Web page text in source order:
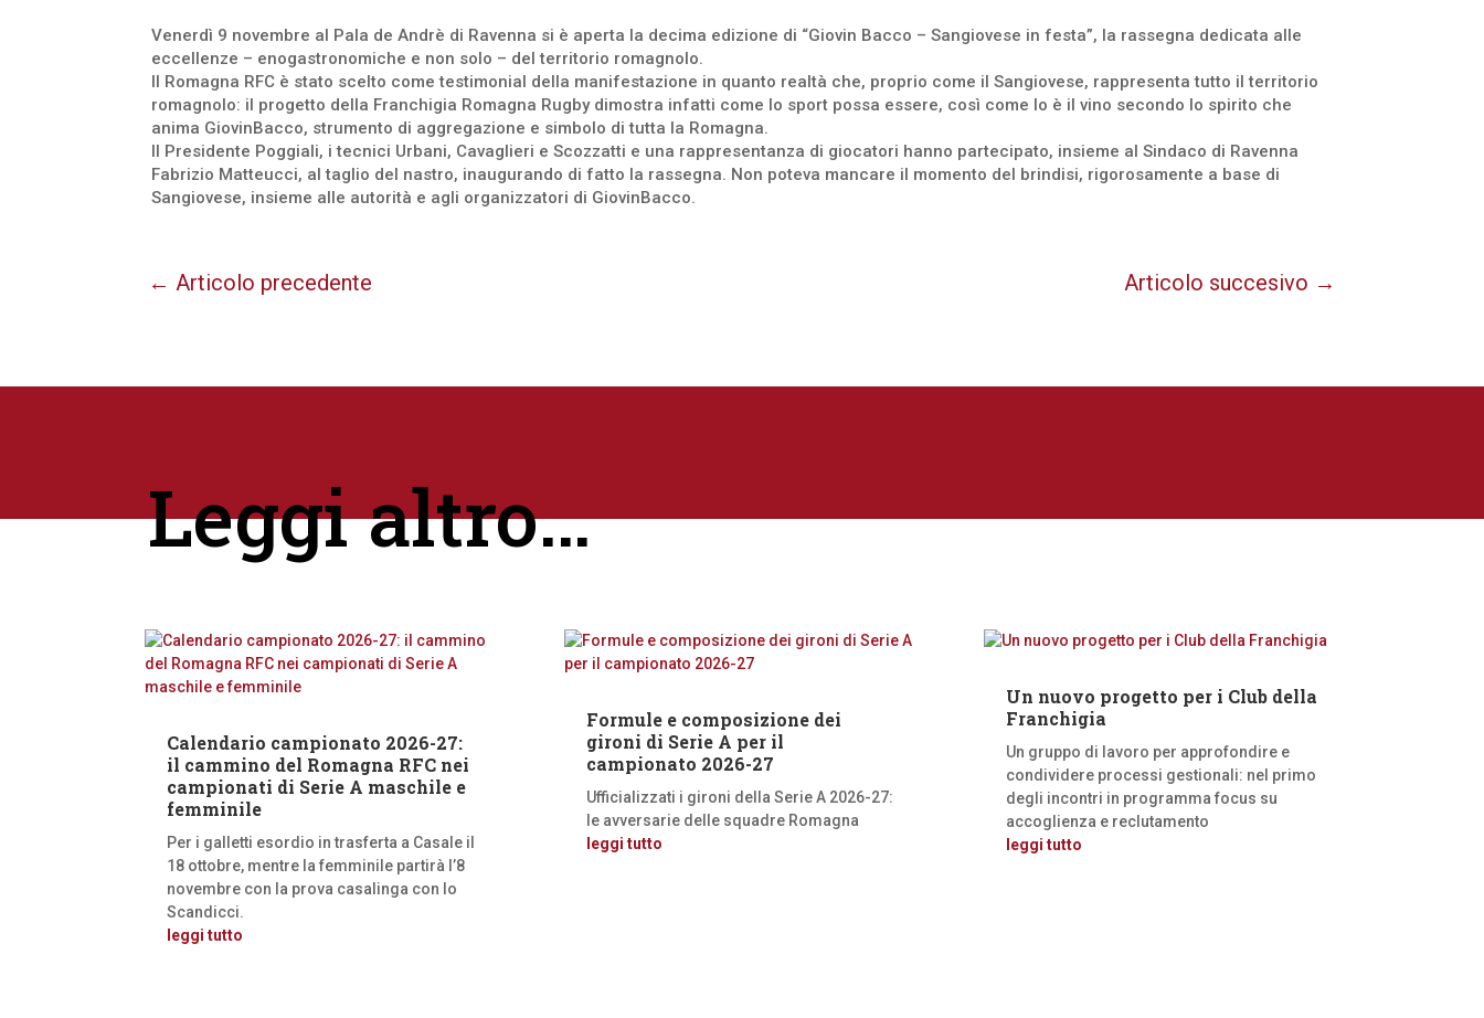
Venerdì 9 novembre al Pala de Andrè di Ravenna si è aperta la decima edizione di “Giovin Bacco – Sangiovese in festa”, la rassegna dedicata alle
eccellenze – enogastronomiche e non solo – del territorio romagnolo.
Il Romagna RFC è stato scelto come testimonial della manifestazione in quanto realtà che, proprio come il Sangiovese, rappresenta tutto il territorio
romagnolo: il progetto della Franchigia Romagna Rugby dimostra infatti come lo sport possa essere, così come lo è il vino secondo lo spirito che
anima GiovinBacco, strumento di aggregazione e simbolo di tutta la Romagna.
Il Presidente Poggiali, i tecnici Urbani, Cavaglieri e Scozzatti e una rappresentanza di giocatori hanno partecipato, insieme al Sindaco di Ravenna
Fabrizio Matteucci, al taglio del nastro, inaugurando di fatto la rassegna. Non poteva mancare il momento del brindisi, rigorosamente a base di
Sangiovese, insieme alle autorità e agli organizzatori di GiovinBacco.
←Articolo precedente Articolo succesivo →
Leggi altro…
Calendario campionato 2026-27:
il cammino del Romagna RFC nei
campionati di Serie A maschile e
femminile
Per i galletti esordio in trasferta a Casale il
18 ottobre, mentre la femminile partirà l’8
novembre con la prova casalinga con lo
Scandicci.
leggi tutto
Formule e composizione dei
gironi di Serie A per il
campionato 2026-27
Ufficializzati i gironi della Serie A 2026-27:
le avversarie delle squadre Romagna
leggi tutto
Un nuovo progetto per i Club della
Franchigia
Un gruppo di lavoro per approfondire e
condividere processi gestionali: nel primo
degli incontri in programma focus su
accoglienza e reclutamento
leggi tutto